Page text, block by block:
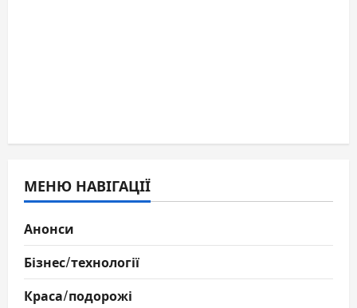
МЕНЮ НАВІГАЦІЇ
Анонси
Бізнес/технології
Краса/подорожі